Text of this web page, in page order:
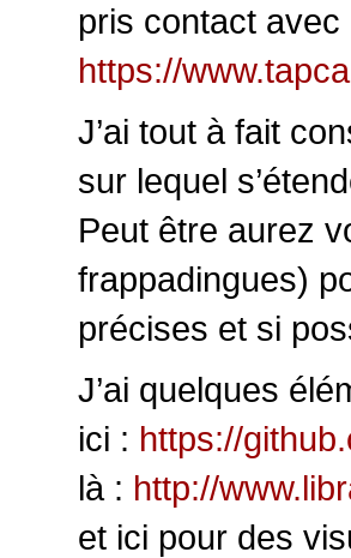
pris contact avec
https://
J’ai tout à fait
sur lequel
Peut être aurez
frappadingues)
précises et si
J’ai quelques
ici : https://
là : http://
et ici pour des